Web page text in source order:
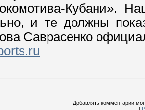
Кубани».
и те должны
Саврасенко
Добавлять комментарии
[